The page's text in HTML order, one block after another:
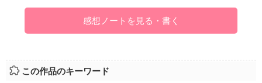
感想ノートを見る・書く
この作品のキーワード